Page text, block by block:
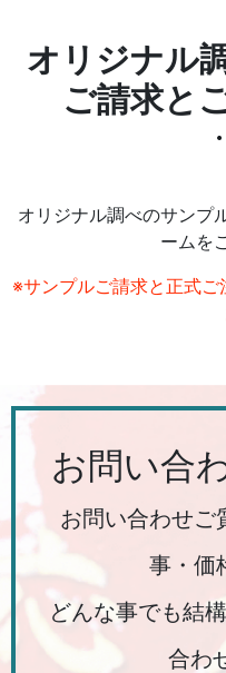
オリジナル
ご請求と
オリジナル調べのサンプ
ームを
※サンプルご請求と正式
お問い合
お問い合わせご
事・価
どんな事でも結
合わ